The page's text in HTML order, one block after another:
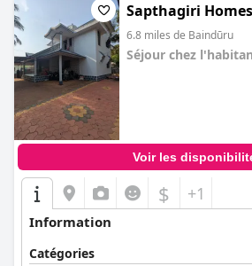
Sapthagiri
6.8 miles de Baindūru
Séjour chez
Voir les
$ +1
Information
Catégories